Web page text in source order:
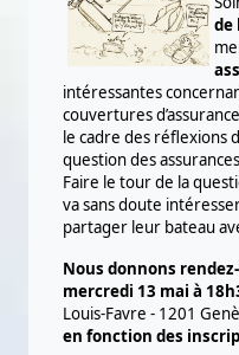
de
intéressantes
couvertures
le cadre des réflexions
question des
Faire le tour de la
va sans doute
partager leur bateau
Nous donnons
mercredi 13 mai à
Louis-Favre - 1201
en fonction des